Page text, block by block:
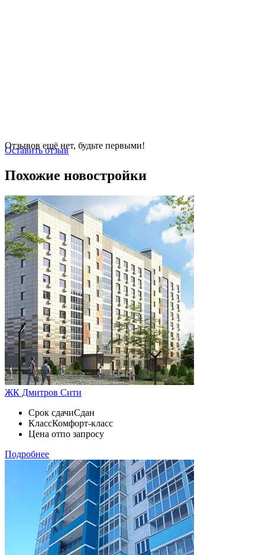
Отзывов ещё нет, будьте первыми!
Оставить отзыв
Похожие новостройки
ЖК Дмитров Сити
Срок сдачиСдан
КлассКомфорт-класс
Цена отпо запросу
Подробнее